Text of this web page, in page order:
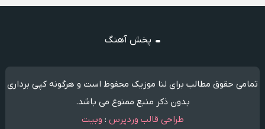
پخش آهنگ
تمامی حقوق مطالب برای لنا موزیک محفوظ است و هرگونه کپی برداری
بدون ذکر منبع ممنوع می باشد.
طراحی قالب وردپرس : وبیت